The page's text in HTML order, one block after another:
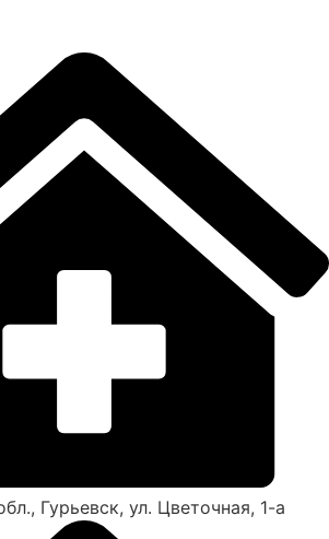
Гурьевск, ул. Цветочная, 1-а